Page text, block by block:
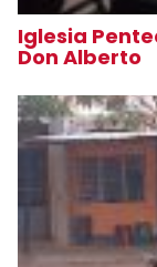
Iglesia
Don Alberto